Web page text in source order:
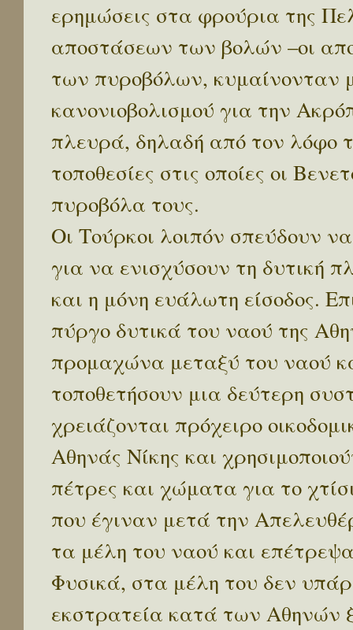
ερημώσεις στα φρούρια της
αποστάσεων των βολών –οι
των πυροβόλων, κυμαίνονταν
κανονιοβολισμού για την
πλευρά, δηλαδή από τον
τοποθεσίες στις οποίες οι
πυροβόλα τους.
Οι Τούρκοι λοιπόν σπεύδουν
για να ενισχύσουν τη δυτική
και η μόνη ευάλωτη είσοδος.
πύργο δυτικά του ναού της
προμαχώνα μεταξύ του ναού
τοποθετήσουν μια δεύτερη
χρειάζονται πρόχειρο
Αθηνάς Νίκης και
πέτρες και χώματα για το
που έγιναν μετά την
τα μέλη του ναού και
Φυσικά, στα μέλη του δεν
εκστρατεία κατά των Αθηνών